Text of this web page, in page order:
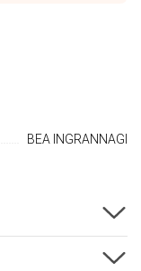
BEA INGRANNAGI